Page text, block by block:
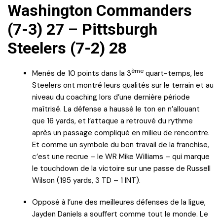
Washington Commanders
(7-3) 27 – Pittsburgh
Steelers (7-2) 28
Menés de 10 points dans la 3ème quart-temps, les
Steelers ont montré leurs qualités sur le terrain et au
niveau du coaching lors d’une dernière période
maîtrisé. La défense a haussé le ton en n’allouant
que 16 yards, et l’attaque a retrouvé du rythme
après un passage compliqué en milieu de rencontre.
Et comme un symbole du bon travail de la franchise,
c’est une recrue – le WR Mike Williams – qui marque
le touchdown de la victoire sur une passe de Russell
Wilson (195 yards, 3 TD – 1 INT).
Opposé à l’une des meilleures défenses de la ligue,
Jayden Daniels a souffert comme tout le monde. Le